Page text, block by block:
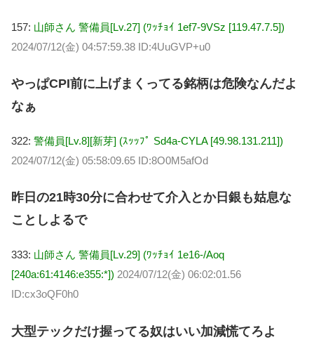
157: 山師さん 警備員[Lv.27] (ﾜｯﾁｮｲ 1ef7-9VSz [119.47.7.5])
2024/07/12(金) 04:57:59.38 ID:4UuGVP+u0
やっぱCPI前に上げまくってる銘柄は危険なんだよ
なぁ
322: 警備員[Lv.8][新芽] (ｽｯｯﾌﾟ Sd4a-CYLA [49.98.131.211])
2024/07/12(金) 05:58:09.65 ID:8O0M5afOd
昨日の21時30分に合わせて介入とか日銀も姑息な
ことしよるで
333: 山師さん 警備員[Lv.29] (ﾜｯﾁｮｲ 1e16-/Aoq
[240a:61:4146:e355:*]) 2024/07/12(金) 06:02:01.56
ID:cx3oQF0h0
大型テックだけ握ってる奴はいい加減慌てろよ